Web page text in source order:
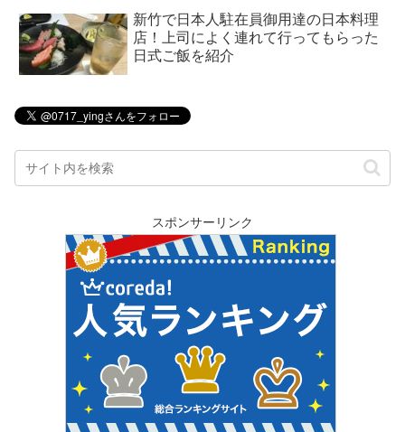
新竹で日本人駐在員御用達の日本料理
店！上司によく連れて行ってもらった
日式ご飯を紹介
スポンサーリンク